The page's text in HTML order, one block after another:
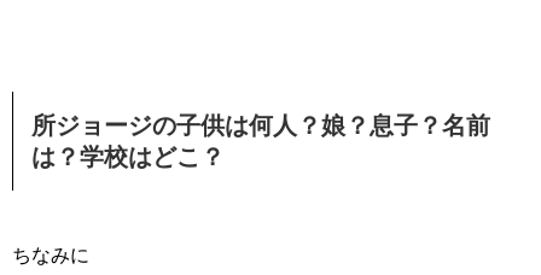
所ジョージの子供は何人？娘？息子？名前
は？学校はどこ？
ちなみに